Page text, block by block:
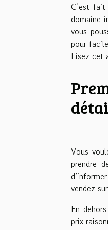
C’est
domaine
vous
pour
Lisez cet
Vous
prendre
vendez
En
prix